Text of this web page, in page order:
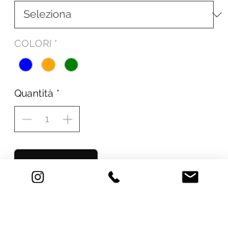
COLORI *
Quantità *
Acquista ora